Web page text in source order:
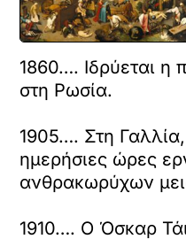
1860…. Ιδρύεται η
στη Ρωσία.
1905…. Στη
ημερήσιες ώρες
ανθρακωρύχων
1910…. Ο Όσκαρ